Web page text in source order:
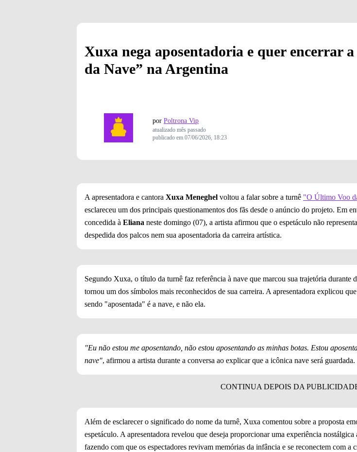
Xuxa nega aposentadoria e quer encerrar
da Nave” na Argentina
por Poltrona Vip
atualizado mês passado
publicado em 07/06/2026, 18:23
A apresentadora e cantora Xuxa Meneghel voltou a falar sobre a turnê "O Último Voo
esclareceu um dos principais questionamentos dos fãs desde o anúncio do projeto. Em
concedida à Eliana neste domingo (07), a artista afirmou que o espetáculo não
despedida dos palcos nem sua aposentadoria da carreira artística.
Segundo Xuxa, o título da turnê faz referência à nave que marcou sua trajetória durante
tornou um dos símbolos mais reconhecidos de sua carreira. A apresentadora explicou
sendo "aposentada" é a nave, e não ela.
"Eu não estou me aposentando, não estou aposentando as minhas botas. Estou
nave", afirmou a artista durante a conversa ao explicar que a icônica nave será guardada.
Além de esclarecer o significado do nome da turnê, Xuxa comentou sobre a proposta
espetáculo. A apresentadora revelou que deseja proporcionar uma experiência nostálgica
fazendo com que os espectadores revivam memórias da infância e se reconectem com a